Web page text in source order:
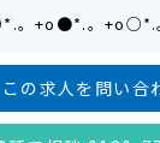
。+o●*.。+o○*.
この求人を問い合